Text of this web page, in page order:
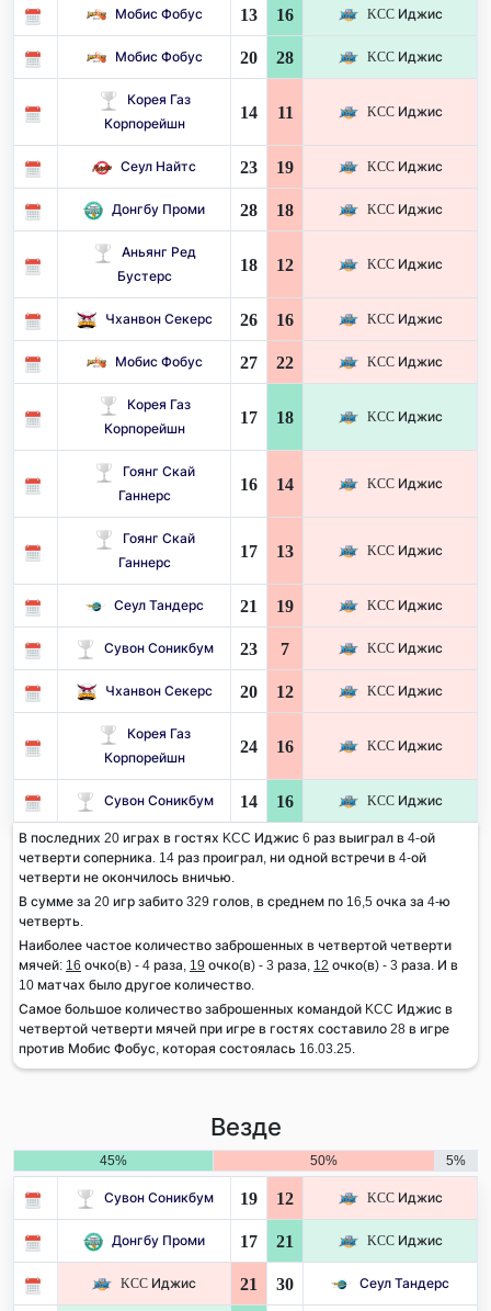
Мобис Фобус 13 16 KCC Иджис
Мобис Фобус 20 28 KCC Иджис
Корея Газ
Корпорейшн
14 11 KCC Иджис
Сеул Найтс 23 19 KCC Иджис
Донгбу Проми 28 18 KCC Иджис
Аньянг Ред
Бустерс
18 12 KCC Иджис
Чханвон Секерс 26 16 KCC Иджис
Мобис Фобус 27 22 KCC Иджис
Корея Газ
Корпорейшн
17 18 KCC Иджис
Гоянг Скай
Ганнерс
16 14 KCC Иджис
Гоянг Скай
Ганнерс
17 13 KCC Иджис
Сеул Тандерс 21 19 KCC Иджис
Сувон Соникбум 23 7 KCC Иджис
Чханвон Секерс 20 12 KCC Иджис
Корея Газ
Корпорейшн
24 16 KCC Иджис
Сувон Соникбум 14 16 KCC Иджис
В последних 20 играх в гостях KCC Иджис 6 раз выиграл в 4-ой
четверти соперника. 14 раз проиграл, ни одной встречи в 4-ой
четверти не окончилось вничью.
В сумме за 20 игр забито 329 голов, в среднем по 16,5 очка за 4-ю
четверть.
Наиболее частое количество заброшенных в четвертой четверти
мячей: 16 очко(в) - 4 раза, 19 очко(в) - 3 раза, 12 очко(в) - 3 раза. И в
10 матчах было другое количество.
Самое большое количество заброшенных командой KCC Иджис в
четвертой четверти мячей при игре в гостях составило 28 в игре
против Мобис Фобус, которая состоялась 16.03.25.
Везде
45% 50% 5%
Сувон Соникбум 19 12 KCC Иджис
Донгбу Проми 17 21 KCC Иджис
KCC Иджис 21 30 Сеул Тандерс